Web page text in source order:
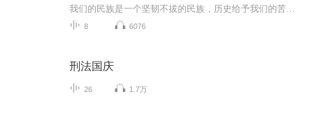
8 6076
刑法国庆
26 1.7万